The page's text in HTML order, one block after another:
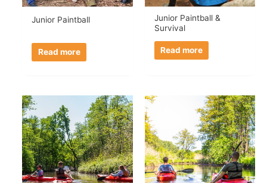
Junior Paintball
Read more
Junior Paintball &
Survival
Read more